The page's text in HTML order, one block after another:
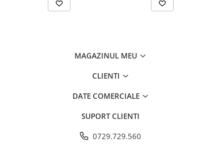
MAGAZINUL MEU
CLIENTI
DATE COMERCIALE
SUPORT CLIENTI
0729.729.560